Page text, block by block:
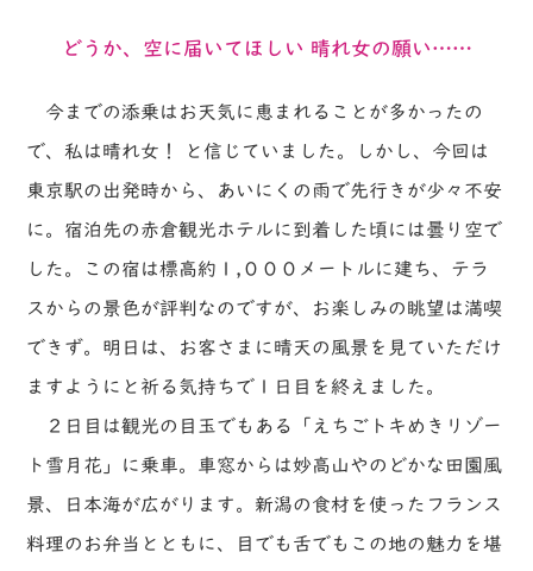
どうか、空に届いてほしい 晴れ女の願い……
今までの添乗はお天気に恵まれることが多かったの
で、私は晴れ女！ と信じていました。しかし、今回は
東京駅の出発時から、あいにくの雨で先行きが少々不安
に。宿泊先の赤倉観光ホテルに到着した頃には曇り空で
した。この宿は標高約１,０００メートルに建ち、テラ
スからの景色が評判なのですが、お楽しみの眺望は満喫
できず。明日は、お客さまに晴天の風景を見ていただけ
ますようにと祈る気持ちで１日目を終えました。
２日目は観光の目玉でもある「えちごトキめきリゾー
ト雪月花」に乗車。車窓からは妙高山やのどかな田園風
景、日本海が広がります。新潟の食材を使ったフランス
料理のお弁当とともに、目でも舌でもこの地の魅力を堪